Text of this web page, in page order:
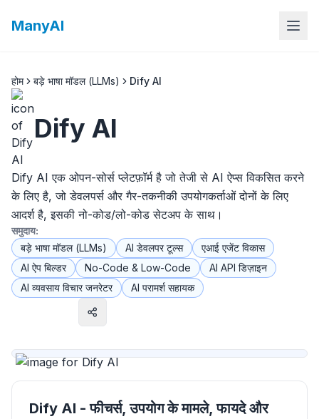
ManyAI
होम बड़े भाषा मॉडल (LLMs) Dify AI
Dify AI
Dify AI एक ओपन-सोर्स प्लेटफ़ॉर्म है जो तेजी से AI ऐप्स विकसित करने
के लिए है, जो डेवलपर्स और गैर-तकनीकी उपयोगकर्ताओं दोनों के लिए
आदर्श है, इसकी नो-कोड/लो-कोड सेटअप के साथ।
समुदाय:
बड़े भाषा मॉडल (LLMs)
AI डेवलपर टूल्स
एआई एजेंट विकास
AI ऐप बिल्डर
No-Code & Low-Code
AI API डिज़ाइन
AI व्यवसाय विचार जनरेटर
AI परामर्श सहायक
Dify AI - फीचर्स, उपयोग के मामले, फायदे और